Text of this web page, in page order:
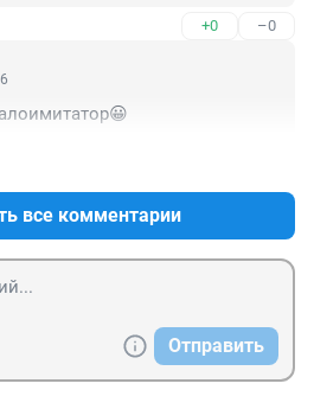
+0 –0
все комментарии
Отправить